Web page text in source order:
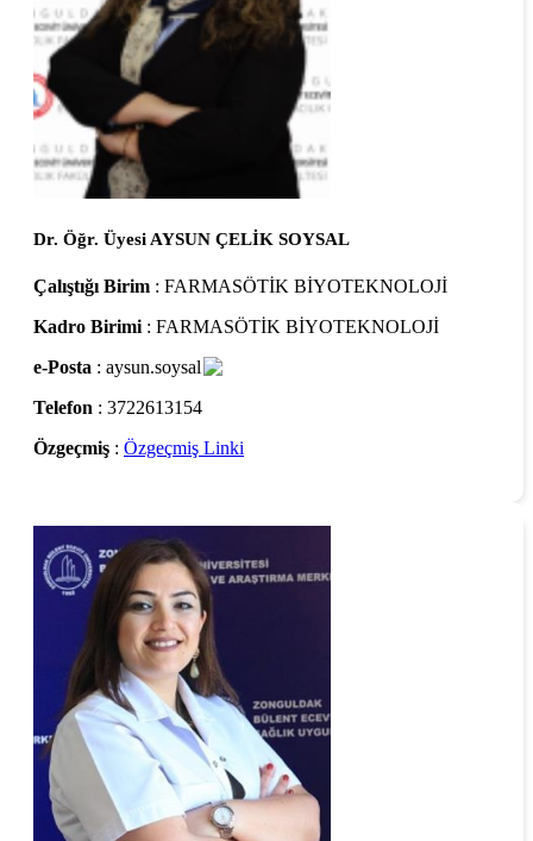
Dr. Öğr. Üyesi AYSUN ÇELİK SOYSAL
Çalıştığı Birim : FARMASÖTİK BİYOTEKNOLOJİ
Kadro Birimi : FARMASÖTİK BİYOTEKNOLOJİ
e-Posta : aysun.soysal
Telefon : 3722613154
Özgeçmiş : Özgeçmiş Linki